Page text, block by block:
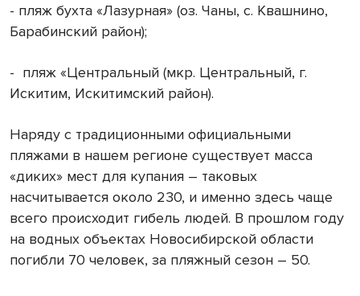
- пляж бухта «Лазурная» (оз. Чаны, с. Квашнино,
Барабинский район);
- пляж «Центральный (мкр. Центральный, г.
Искитим, Искитимский район).
Наряду с традиционными официальными
пляжами в нашем регионе существует масса
«диких» мест для купания – таковых
насчитывается около 230, и именно здесь чаще
всего происходит гибель людей. В прошлом году
на водных объектах Новосибирской области
погибли 70 человек, за пляжный сезон – 50.